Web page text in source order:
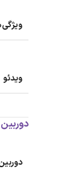
ویدئو